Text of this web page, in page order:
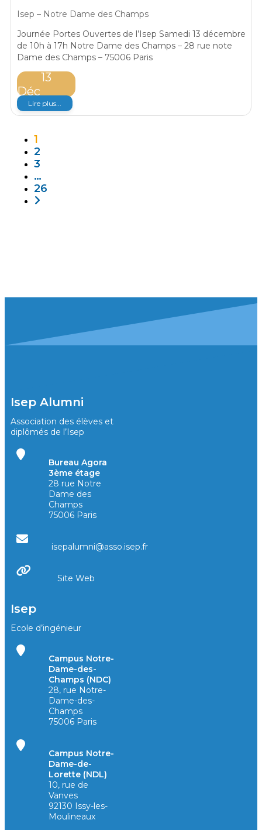
Isep – Notre Dame des Champs
Journée Portes Ouvertes de l’Isep Samedi 13 décembre
de 10h à 17h Notre Dame des Champs – 28 rue note
Dame des Champs – 75006 Paris
13
Déc
Lire plus...
1
2
3
…
26
Isep Alumni
Association des élèves et
diplômés de l’Isep
Bureau Agora
3ème étage
28 rue Notre
Dame des
Champs
75006 Paris
isepalumni@asso.isep.fr
Site Web
Isep
Ecole d’ingénieur
Campus Notre-
Dame-des-
Champs (NDC)
28, rue Notre-
Dame-des-
Champs
75006 Paris
Campus Notre-
Dame-de-
Lorette (NDL)
10, rue de
Vanves
92130 Issy-les-
Moulineaux